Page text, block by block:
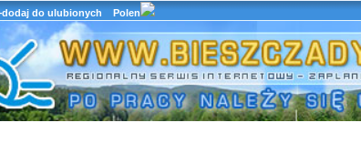
do ulubionych Polen